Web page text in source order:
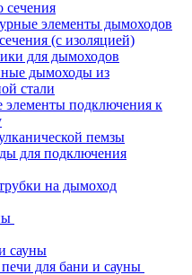
сечения
элементы дымоходов
(с изоляцией)
для дымоходов
дымоходы из
стали
элементы подключения к
пемзы
для подключения
на дымоход
сауны
для бани и сауны